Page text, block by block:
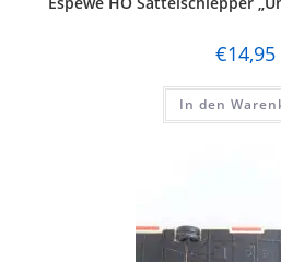
€14,95
In den